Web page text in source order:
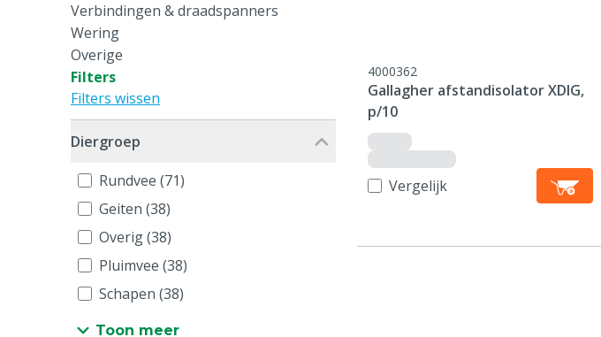
Verbindingen & draadspanners
Wering
Overige
Filters
Filters wissen
Diergroep
Rundvee (71)
Geiten (38)
Overig (38)
Pluimvee (38)
Schapen (38)
Toon meer
4000362
Gallagher afstandisolator XDIG,
p/10
Vergelijk